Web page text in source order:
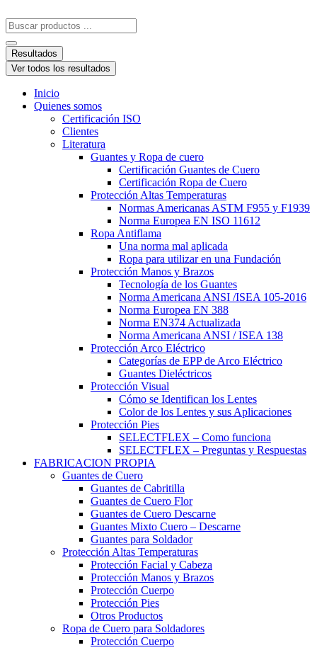
Resultados
Ver todos los resultados
Inicio
Quienes somos
Certificación ISO
Clientes
Literatura
Guantes y Ropa de cuero
Certificación Guantes de Cuero
Certificación Ropa de Cuero
Protección Altas Temperaturas
Normas Americanas ASTM F955 y F1939
Norma Europea EN ISO 11612
Ropa Antiflama
Una norma mal aplicada
Ropa para utilizar en una Fundación
Protección Manos y Brazos
Tecnología de los Guantes
Norma Americana ANSI /ISEA 105-2016
Norma Europea EN 388
Norma EN374 Actualizada
Norma Americana ANSI / ISEA 138
Protección Arco Eléctrico
Categorías de EPP de Arco Eléctrico
Guantes Dieléctricos
Protección Visual
Cómo se Identifican los Lentes
Color de los Lentes y sus Aplicaciones
Protección Pies
SELECTFLEX – Como funciona
SELECTFLEX – Preguntas y Respuestas
FABRICACION PROPIA
Guantes de Cuero
Guantes de Cabritilla
Guantes de Cuero Flor
Guantes de Cuero Descarne
Guantes Mixto Cuero – Descarne
Guantes para Soldador
Protección Altas Temperaturas
Protección Facial y Cabeza
Protección Manos y Brazos
Protección Cuerpo
Protección Pies
Otros Productos
Ropa de Cuero para Soldadores
Protección Cuerpo